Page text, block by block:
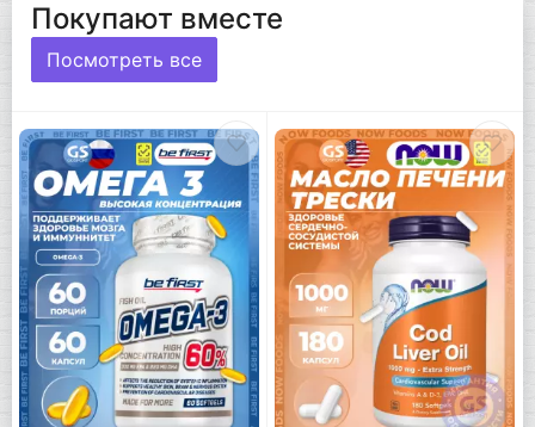
Покупают вместе
Посмотреть все